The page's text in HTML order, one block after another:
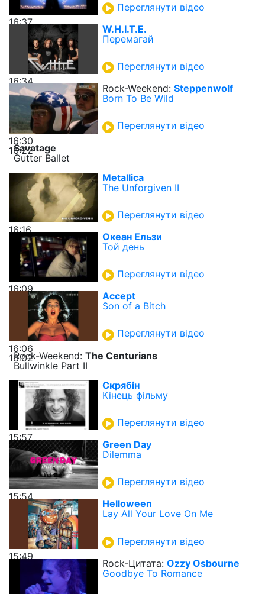
16:37
Переглянути відео
16:34
W.H.I.T.E.
Перемагай
Переглянути відео
16:30
Rock-Weekend: Steppenwolf
Born To Be Wild
Переглянути відео
16:22
Savatage
Gutter Ballet
16:16
Metallica
The Unforgiven II
Переглянути відео
16:09
Океан Ельзи
Той день
Переглянути відео
16:06
Accept
Son of a Bitch
Переглянути відео
16:02
Rock-Weekend: The Centurians
Bullwinkle Part II
15:57
Скрябін
Кінець фільму
Переглянути відео
15:54
Green Day
Dilemma
Переглянути відео
15:49
Helloween
Lay All Your Love On Me
Переглянути відео
Rock-Цитата: Ozzy Osbourne
Goodbye To Romance